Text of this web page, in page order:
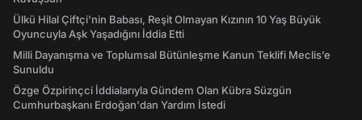
Ülkü Hilal Çiftçi'nin Babası, Reşit Olmayan Kızının 10 Yaş Büyük
Oyuncuyla Aşk Yaşadığını İddia Etti
Milli Dayanışma ve Toplumsal Bütünleşme Kanun Teklifi Meclis’e
Sunuldu
Özge Özpirinçci İddialarıyla Gündem Olan Kübra Süzgün
Cumhurbaşkanı Erdoğan'dan Yardım İstedi